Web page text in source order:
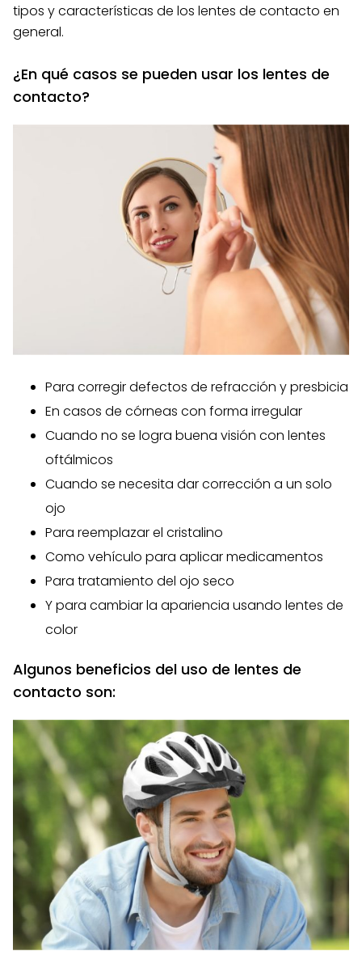
tipos y características de los lentes de contacto en
general.
¿En qué casos se pueden usar los lentes de
contacto?
Para corregir defectos de refracción y presbicia
En casos de córneas con forma irregular
Cuando no se logra buena visión con lentes
oftálmicos
Cuando se necesita dar corrección a un solo
ojo
Para reemplazar el cristalino
Como vehículo para aplicar medicamentos
Para tratamiento del ojo seco
Y para cambiar la apariencia usando lentes de
color
Algunos beneficios del uso de lentes de
contacto son: